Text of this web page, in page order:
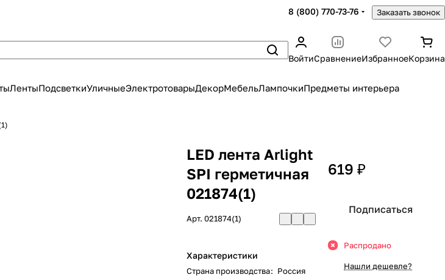
8 (800) 770-73-76 Заказать звонок
ВойтиСравнениеИзбранноеКорзина
ЛентыПодсветкиУличныеЭлектротоварыДекорМебельЛампочкиПредметы интерьера
LED лента Arlight
SPI герметичная
021874(1)
Арт. 021874(1)
Характеристики
Страна производства: Россия
619 ₽
Подписаться
Распродано
Нашли дешевле?